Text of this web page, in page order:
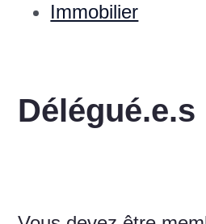
Immobilier
Délégué.e.s